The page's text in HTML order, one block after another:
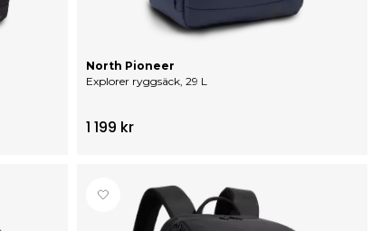
Explorer ryggsäck, 29 L
North Pioneer
1 199 kr